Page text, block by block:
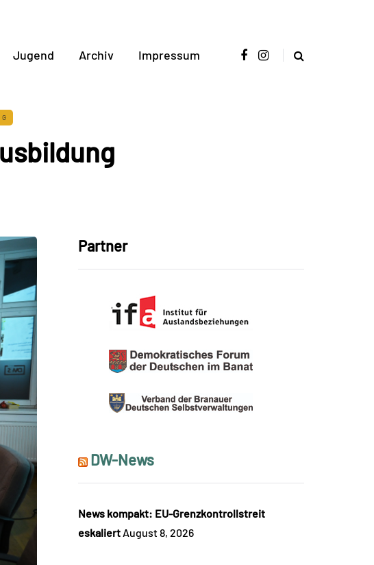
Jugend Archiv Impressum
Partner
DW-News
News kompakt: EU-Grenzkontrollstreit
eskaliert August 8, 2026